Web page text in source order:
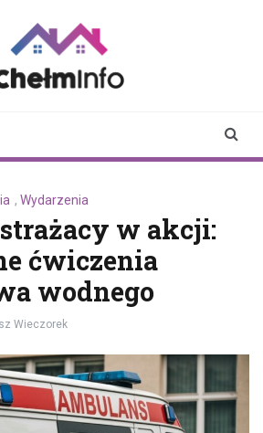
, Wydarzenia
strażacy w akcji:
ćwiczenia
wodnego
Wieczorek